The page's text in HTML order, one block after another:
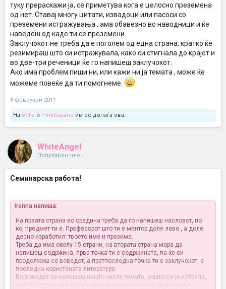
туку прераскажи ја, се приметува кога е целосно преземена
од нет. Ставај многу цитати, извадоци или пасоси со
преземени истражувања , ама обавезно во наводници и ќе
наведеш од каде ти се преземени.
Заклучокот не треба да е поголем од една страна, кратко ќе
резимираш што си истражувала, како си стигнала до крајот и
во две-три реченици ќе го напишеш заклучокот.
Ако има проблем пиши ни, или кажи ни ја темата , може ќе
можеме повеќе да ти помогнеме.
8 февруари 2011
На ocila и PinaCapano им се допаѓа ова.
WhiteAngel
Популарен член
Семинарска работа!
irenna напиша:
На првата страна во средина треба да го напишеш насловот, по
кој предмет ти е. Професорот што ти е ментор доле лево , а доле
десно изработил: твоето име и презиме.
Треба да има околу 15 страни, на втората страна мора да
напишеш содржина, прва точка ти е содржината, па ќе си
продолжиш со воведот, а претпоследна точка ти е заклучокот, а
последна користената литература.
Во воведот ќе напишеш нешто околу темата, зошто си ја избрала,
што те поттикнало да пишуваш и конкретно ќе ја дефинираш